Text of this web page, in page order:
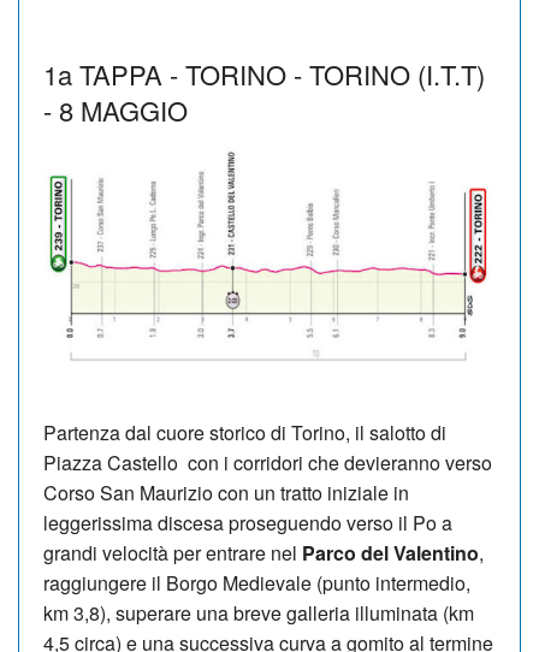
1a TAPPA - TORINO - TORINO (I.T.T)
- 8 MAGGIO
Partenza dal cuore storico di Torino, il salotto di
Piazza Castello con i corridori che devieranno verso
Corso San Maurizio con un tratto iniziale in
leggerissima discesa proseguendo verso il Po a
grandi velocità per entrare nel Parco del Valentino,
raggiungere il Borgo Medievale (punto intermedio,
km 3,8), superare una breve galleria illuminata (km
4,5 circa) e una successiva curva a gomito al termine